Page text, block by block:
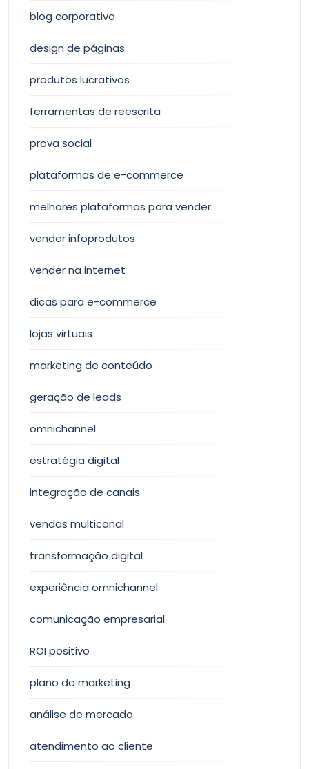
blog corporativo
design de páginas
produtos lucrativos
ferramentas de reescrita
prova social
plataformas de e-commerce
melhores plataformas para vender
vender infoprodutos
vender na internet
dicas para e-commerce
lojas virtuais
marketing de conteúdo
geração de leads
omnichannel
estratégia digital
integração de canais
vendas multicanal
transformação digital
experiência omnichannel
comunicação empresarial
ROI positivo
plano de marketing
análise de mercado
atendimento ao cliente